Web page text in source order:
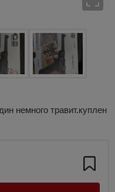
немного травит.куплен